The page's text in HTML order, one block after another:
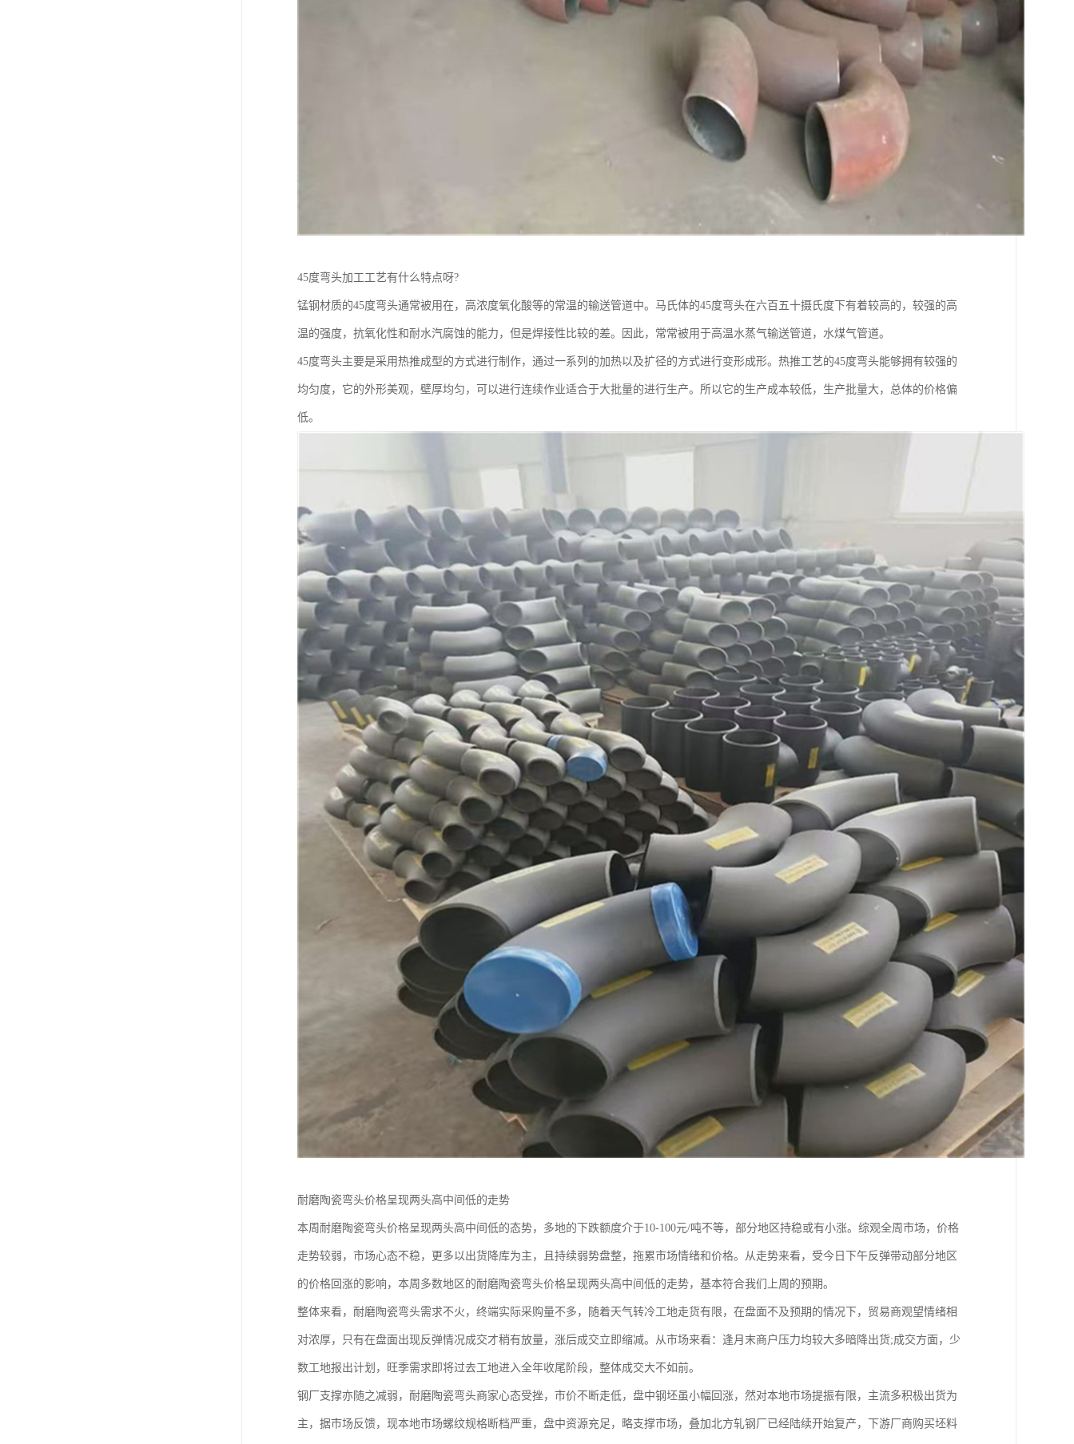
45度弯头加工工艺有什么特点呀?
锰钢材质的45度弯头通常被用在，高浓度氧化酸等的常温的输送管道中。马氏体的45度弯头在六百五十摄氏度下有着较高的，较强的高
温的强度，抗氧化性和耐水汽腐蚀的能力，但是焊接性比较的差。因此，常常被用于高温水蒸气输送管道，水煤气管道。
45度弯头主要是采用热推成型的方式进行制作，通过一系列的加热以及扩径的方式进行变形成形。热推工艺的45度弯头能够拥有较强的
均匀度，它的外形美观，壁厚均匀，可以进行连续作业适合于大批量的进行生产。所以它的生产成本较低，生产批量大，总体的价格偏
低。
耐磨陶瓷弯头价格呈现两头高中间低的走势
本周耐磨陶瓷弯头价格呈现两头高中间低的态势，多地的下跌额度介于10-100元/吨不等，部分地区持稳或有小涨。综观全周市场，价格
走势较弱，市场心态不稳，更多以出货降库为主，且持续弱势盘整，拖累市场情绪和价格。从走势来看，受今日下午反弹带动部分地区
的价格回涨的影响，本周多数地区的耐磨陶瓷弯头价格呈现两头高中间低的走势，基本符合我们上周的预期。
整体来看，耐磨陶瓷弯头需求不火，终端实际采购量不多，随着天气转冷工地走货有限，在盘面不及预期的情况下，贸易商观望情绪相
对浓厚，只有在盘面出现反弹情况成交才稍有放量，涨后成交立即缩减。从市场来看：逢月末商户压力均较大多暗降出货;成交方面，少
数工地报出计划，旺季需求即将过去工地进入全年收尾阶段，整体成交大不如前。
钢厂支撑亦随之减弱，耐磨陶瓷弯头商家心态受挫，市价不断走低，盘中钢坯虽小幅回涨，然对本地市场提振有限，主流多积极出货为
主，据市场反馈，现本地市场螺纹规格断档严重，盘中资源充足，略支撑市场，叠加北方轧钢厂已经陆续开始复产，下游厂商购买坯料